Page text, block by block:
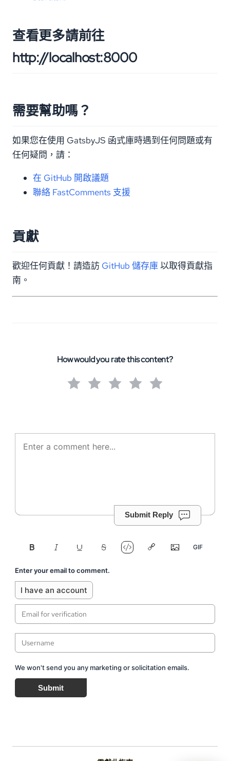
查看更多請前往
http://localhost:8000
需要幫助嗎？
如果您在使用 GatsbyJS 函式庫時遇到任何問題或有
任何疑問，請：
在 GitHub 開啟議題
聯絡 FastComments 支援
貢獻
歡迎任何貢獻！請造訪 GitHub 儲存庫以取得貢獻指
南。
How would you rate this content?
Submit Reply
Enter your email to comment.
I have an account
We won't send you any marketing or solicitation emails.
Submit